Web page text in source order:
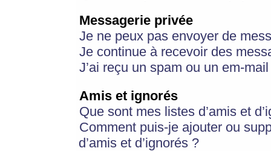
Messagerie privée
Je ne peux pas envoyer de
Je continue à recevoir des
J’ai reçu un spam ou un em-
Amis et ignorés
Que sont mes listes d’amis et
Comment puis-je ajouter ou
d’amis et d’ignorés ?